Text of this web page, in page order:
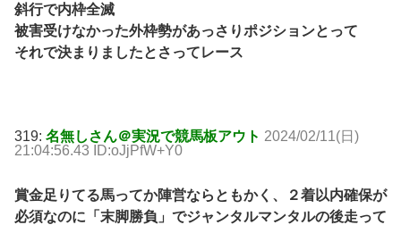
斜行で内枠全滅
被害受けなかった外枠勢があっさりポジションとって
それで決まりましたとさってレース
319: 名無しさん＠実況で競馬板アウト 2024/02/11(日)
21:04:56.43 ID:oJjPfW+Y0
賞金足りてる馬ってか陣営ならともかく、２着以内確保が
必須なのに「末脚勝負」でジャンタルマンタルの後走って